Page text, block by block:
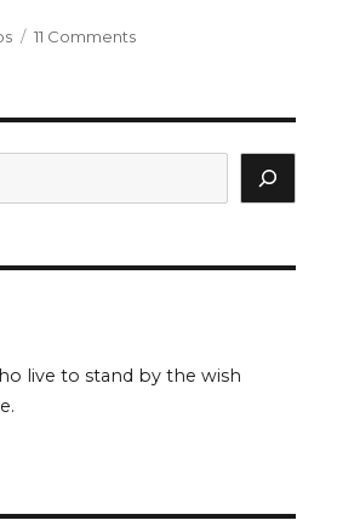
11 Commentson
live to stand by the wish